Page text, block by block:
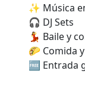
✨ Música
🎧 DJ Sets
💃 Baile y
🌮 Comida
🆓 Entrada